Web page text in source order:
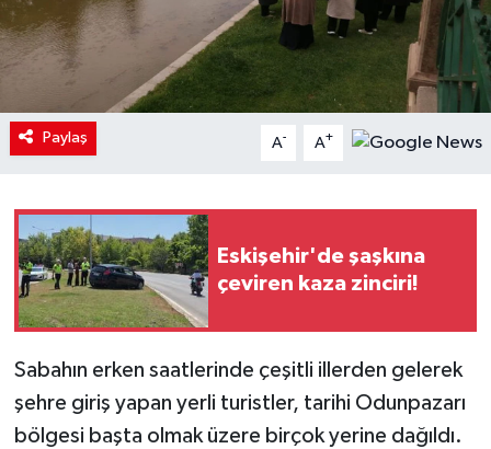
Paylaş A- A+
Eskişehir'de şaşkına
çeviren kaza zinciri!
Sabahın erken saatlerinde çeşitli illerden gelerek
şehre giriş yapan yerli turistler, tarihi Odunpazarı
bölgesi başta olmak üzere birçok yerine dağıldı.